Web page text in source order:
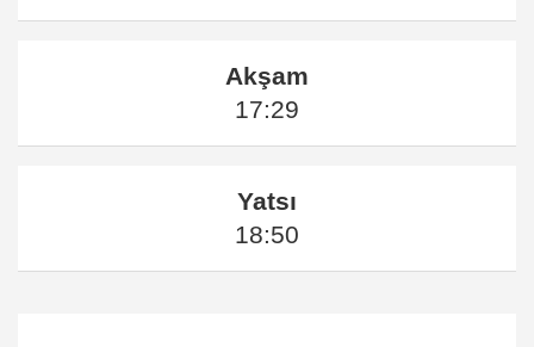
Akşam
17:29
Yatsı
18:50